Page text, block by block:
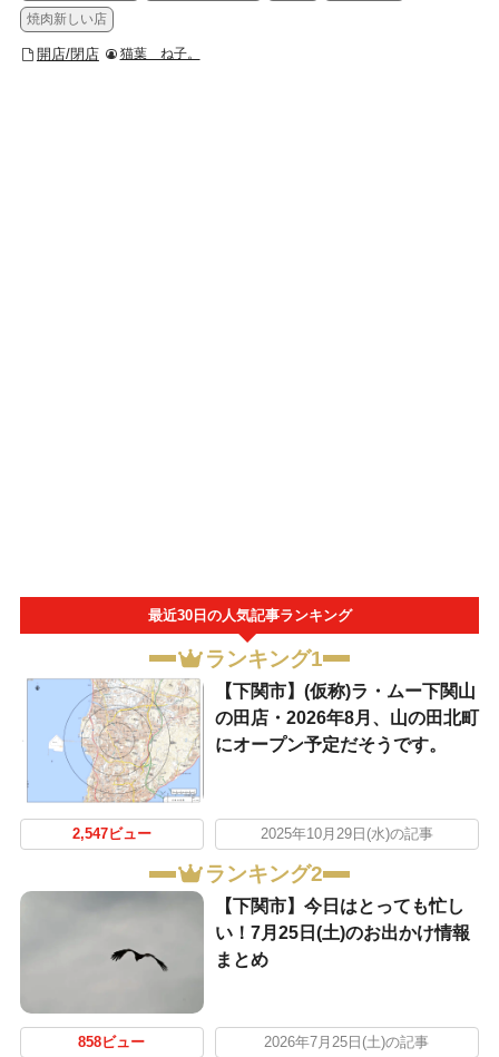
焼肉新しい店
開店/閉店 猫葉 ね子。
最近30日の人気記事ランキング
ランキング1
【下関市】(仮称)ラ・ムー下関山
の田店・2026年8月、山の田北町
にオープン予定だそうです。
2,547ビュー 2025年10月29日(水)の記事
ランキング2
【下関市】今日はとっても忙し
い！7月25日(土)のお出かけ情報
まとめ
858ビュー 2026年7月25日(土)の記事